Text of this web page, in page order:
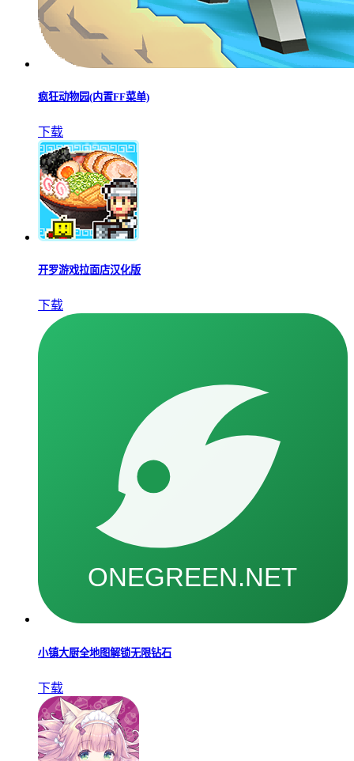
疯狂动物园(内置FF菜单)
下载
开罗游戏拉面店汉化版
下载
小镇大厨全地图解锁无限钻石
下载